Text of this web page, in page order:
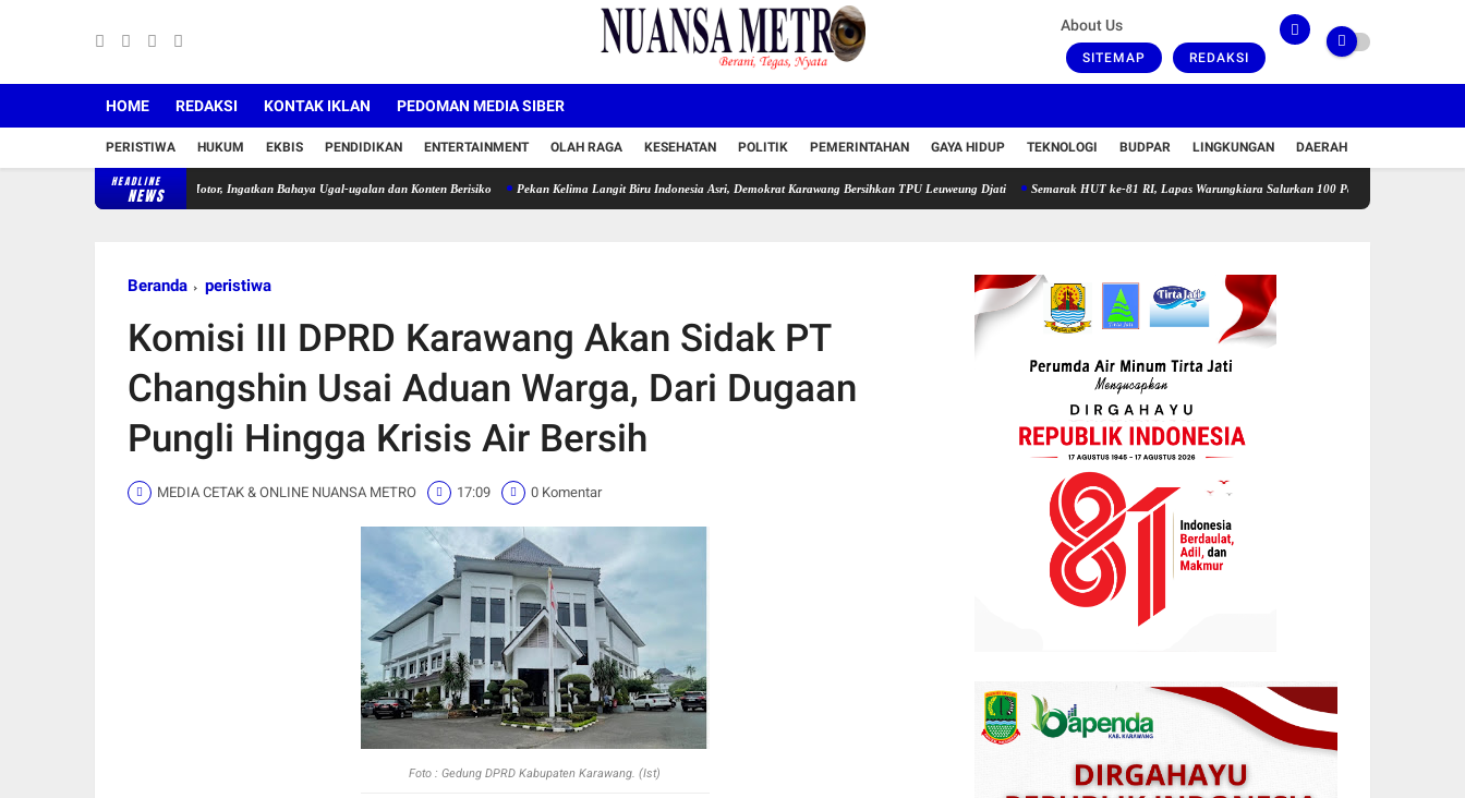
About Us
SITEMAP REDAKSI
HOME REDAKSI KONTAK IKLAN PEDOMAN MEDIA SIBER
PERISTIWA HUKUM EKBIS PENDIDIKAN ENTERTAINMENT OLAH RAGA KESEHATAN POLITIK PEMERINTAHAN GAYA HIDUP TEKNOLOGI BUDPAR LINGKUNGAN DAERAH
HEADLINE
NEWS
Tegur Pengendara Motor, Ingatkan Bahaya Ugal-ugalan dan Konten Berisiko Pekan Kelima Langit Biru Indonesia Asri, Demokrat Karawang Bersihkan TPU Leuweung Djati Semarak HUT ke-81 RI, Lapas Warungkiara Salurkan 100 Paket Bansos dan Gelar Cek
Beranda peristiwa
Komisi III DPRD Karawang Akan Sidak PT
Changshin Usai Aduan Warga, Dari Dugaan
Pungli Hingga Krisis Air Bersih
MEDIA CETAK & ONLINE NUANSA METRO 17:09 0 Komentar
Foto : Gedung DPRD Kabupaten Karawang. (Ist)